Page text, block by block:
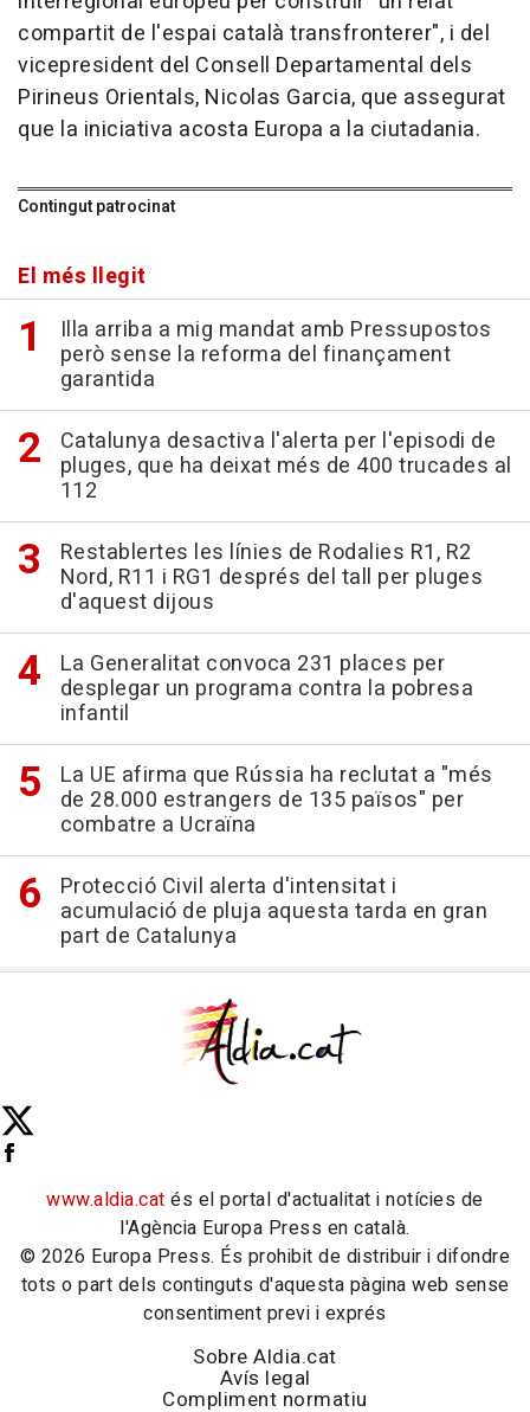
compartit de l'espai català transfronterer", i del
vicepresident del Consell Departamental dels
Pirineus Orientals, Nicolas Garcia, que assegurat
que la iniciativa acosta Europa a la ciutadania.
Contingut patrocinat
El més llegit
Illa arriba a mig mandat amb Pressupostos
però sense la reforma del finançament
garantida
Catalunya desactiva l'alerta per l'episodi de
pluges, que ha deixat més de 400 trucades al
112
Restablertes les línies de Rodalies R1, R2
Nord, R11 i RG1 després del tall per pluges
d'aquest dijous
La Generalitat convoca 231 places per
desplegar un programa contra la pobresa
infantil
La UE afirma que Rússia ha reclutat a "més
de 28.000 estrangers de 135 països" per
combatre a Ucraïna
Protecció Civil alerta d'intensitat i
acumulació de pluja aquesta tarda en gran
part de Catalunya
www.aldia.cat és el portal d'actualitat i notícies de
l'Agència Europa Press en català.
© 2026 Europa Press. És prohibit de distribuir i difondre
tots o part dels continguts d'aquesta pàgina web sense
consentiment previ i exprés
Sobre Aldia.cat
Avís legal
Compliment normatiu